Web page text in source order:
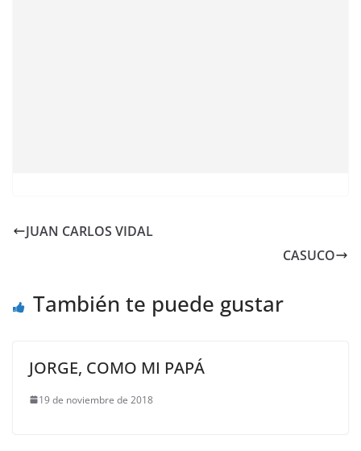
JUAN CARLOS VIDAL
CASUCO
También te puede gustar
JORGE, COMO MI PAPÁ
19 de noviembre de 2018